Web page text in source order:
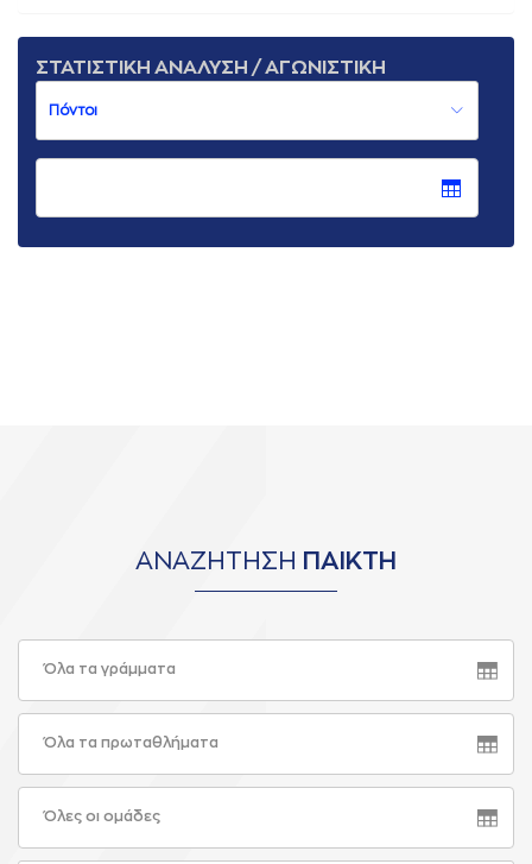
ΣΤΑΤΙΣΤΙΚΗ ΑΝΑΛΥΣΗ / ΑΓΩΝΙΣΤΙΚΗ
ΑΝΑΖΗΤΗΣΗ ΠΑΙΚΤΗ
Όλα τα γράμματα
Όλα τα πρωταθλήματα
Όλες οι ομάδες